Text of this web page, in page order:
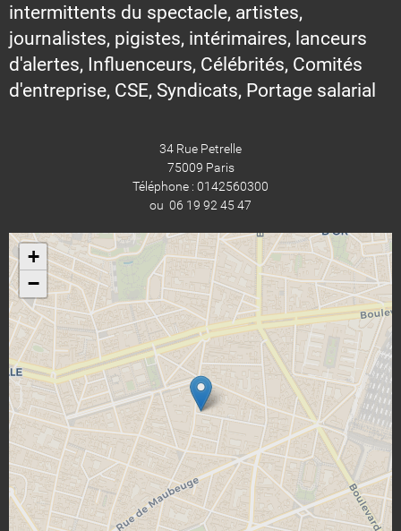
intermittents du spectacle, artistes,
journalistes, pigistes, intérimaires, lanceurs
d'alertes, Influenceurs, Célébrités, Comités
d'entreprise, CSE, Syndicats, Portage salarial
34 Rue Petrelle
75009 Paris
Téléphone : 0142560300
ou 06 19 92 45 47
+
−